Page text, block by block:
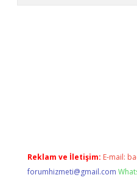
Reklam ve İletişim: E-mail:
forumhizmeti@gmail.com